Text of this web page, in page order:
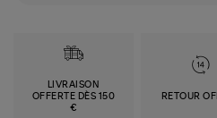
LIVRAISON
OFFERTE DÈS 150
€
RETOUR